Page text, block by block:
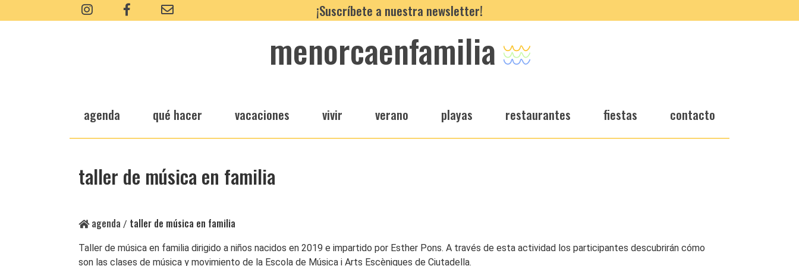
¡Suscríbete a nuestra newsletter!
menorcaenfamilia
agenda qué hacer vacaciones vivir verano playas restaurantes fiestas contacto
taller de música en familia
agenda / taller de música en familia
Taller de música en familia dirigido a niños nacidos en 2019 e impartido por Esther Pons. A través de esta actividad los participantes descubrirán cómo
son las clases de música y movimiento de la Escola de Música i Arts Escèniques de Ciutadella.